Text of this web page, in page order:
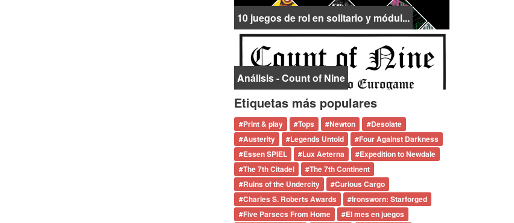
10 juegos de rol en solitario y módul...
Análisis - Count of Nine
Etiquetas más populares
#Print & play #Tops #Newton #Desolate
#Austerity #Legends Untold #Four Against Darkness
#Essen SPIEL #Lux Aeterna #Expedition to Newdale
#The 7th Citadel #The 7th Continent
#Ruins of the Undercity #Curious Cargo
#Charles S. Roberts Awards #Ironsworn: Starforged
#Five Parsecs From Home #El mes en juegos